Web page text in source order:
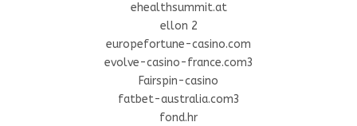
ehealthsummit.at
ellon 2
europefortune-casino.com
evolve-casino-france.com3
Fairspin-casino
fatbet-australia.com3
fond.hr